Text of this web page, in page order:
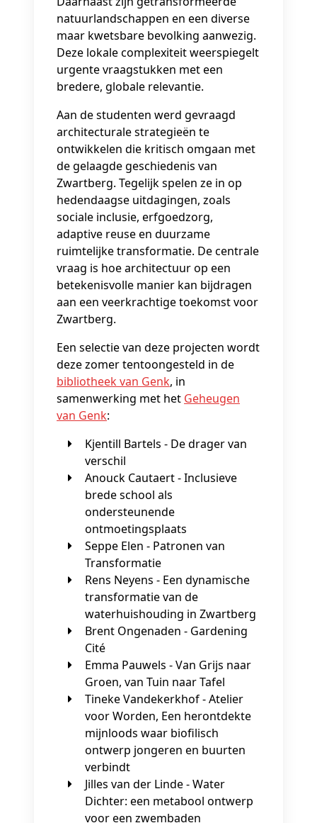
natuurlandschappen en een diverse
maar kwetsbare bevolking aanwezig.
Deze lokale complexiteit weerspiegelt
urgente vraagstukken met een
bredere, globale relevantie.
Aan de studenten werd gevraagd
architecturale strategieën te
ontwikkelen die kritisch omgaan met
de gelaagde geschiedenis van
Zwartberg. Tegelijk spelen ze in op
hedendaagse uitdagingen, zoals
sociale inclusie, erfgoedzorg,
adaptive reuse en duurzame
ruimtelijke transformatie. De centrale
vraag is hoe architectuur op een
betekenisvolle manier kan bijdragen
aan een veerkrachtige toekomst voor
Zwartberg.
Een selectie van deze projecten wordt
deze zomer tentoongesteld in de
bibliotheek van Genk, in
samenwerking met het Geheugen
van Genk:
Kjentill Bartels - De drager van
verschil
Anouck Cautaert - Inclusieve
brede school als
ondersteunende
ontmoetingsplaats
Seppe Elen - Patronen van
Transformatie
Rens Neyens - Een dynamische
transformatie van de
waterhuishouding in Zwartberg
Brent Ongenaden - Gardening
Cité
Emma Pauwels - Van Grijs naar
Groen, van Tuin naar Tafel
Tineke Vandekerkhof - Atelier
voor Worden, Een herontdekte
mijnloods waar biofilisch
ontwerp jongeren en buurten
verbindt
Jilles van der Linde - Water
Dichter: een metabool ontwerp
voor een zwembaden